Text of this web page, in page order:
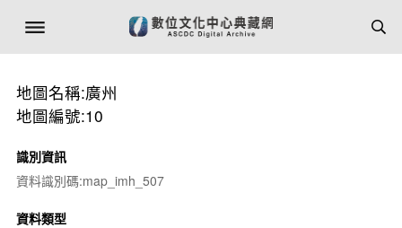
地圖名稱:廣州
地圖編號:10
識別資訊
資料識別碼:map_imh_507
資料類型